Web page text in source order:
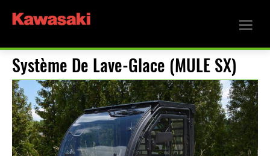
Système De Lave-Glace (MULE SX)